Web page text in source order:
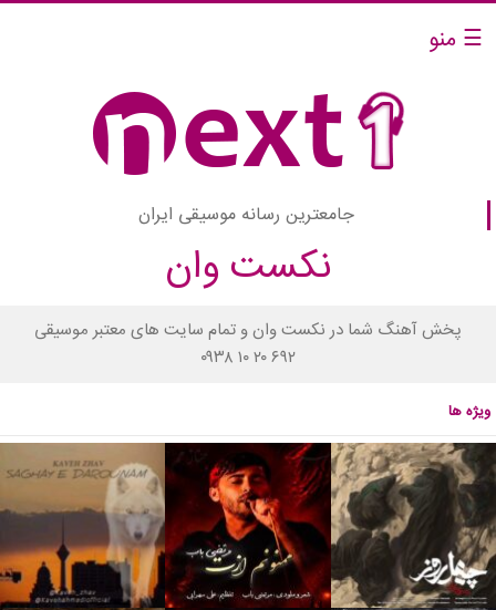
☰ منو
جامعترین رسانه موسیقی ایران
نکست وان
پخش آهنگ شما در نکست وان و تمام سایت های معتبر موسیقی
۰۹۳۸ ۱۰ ۲۰ ۶۹۲
ویژه ها